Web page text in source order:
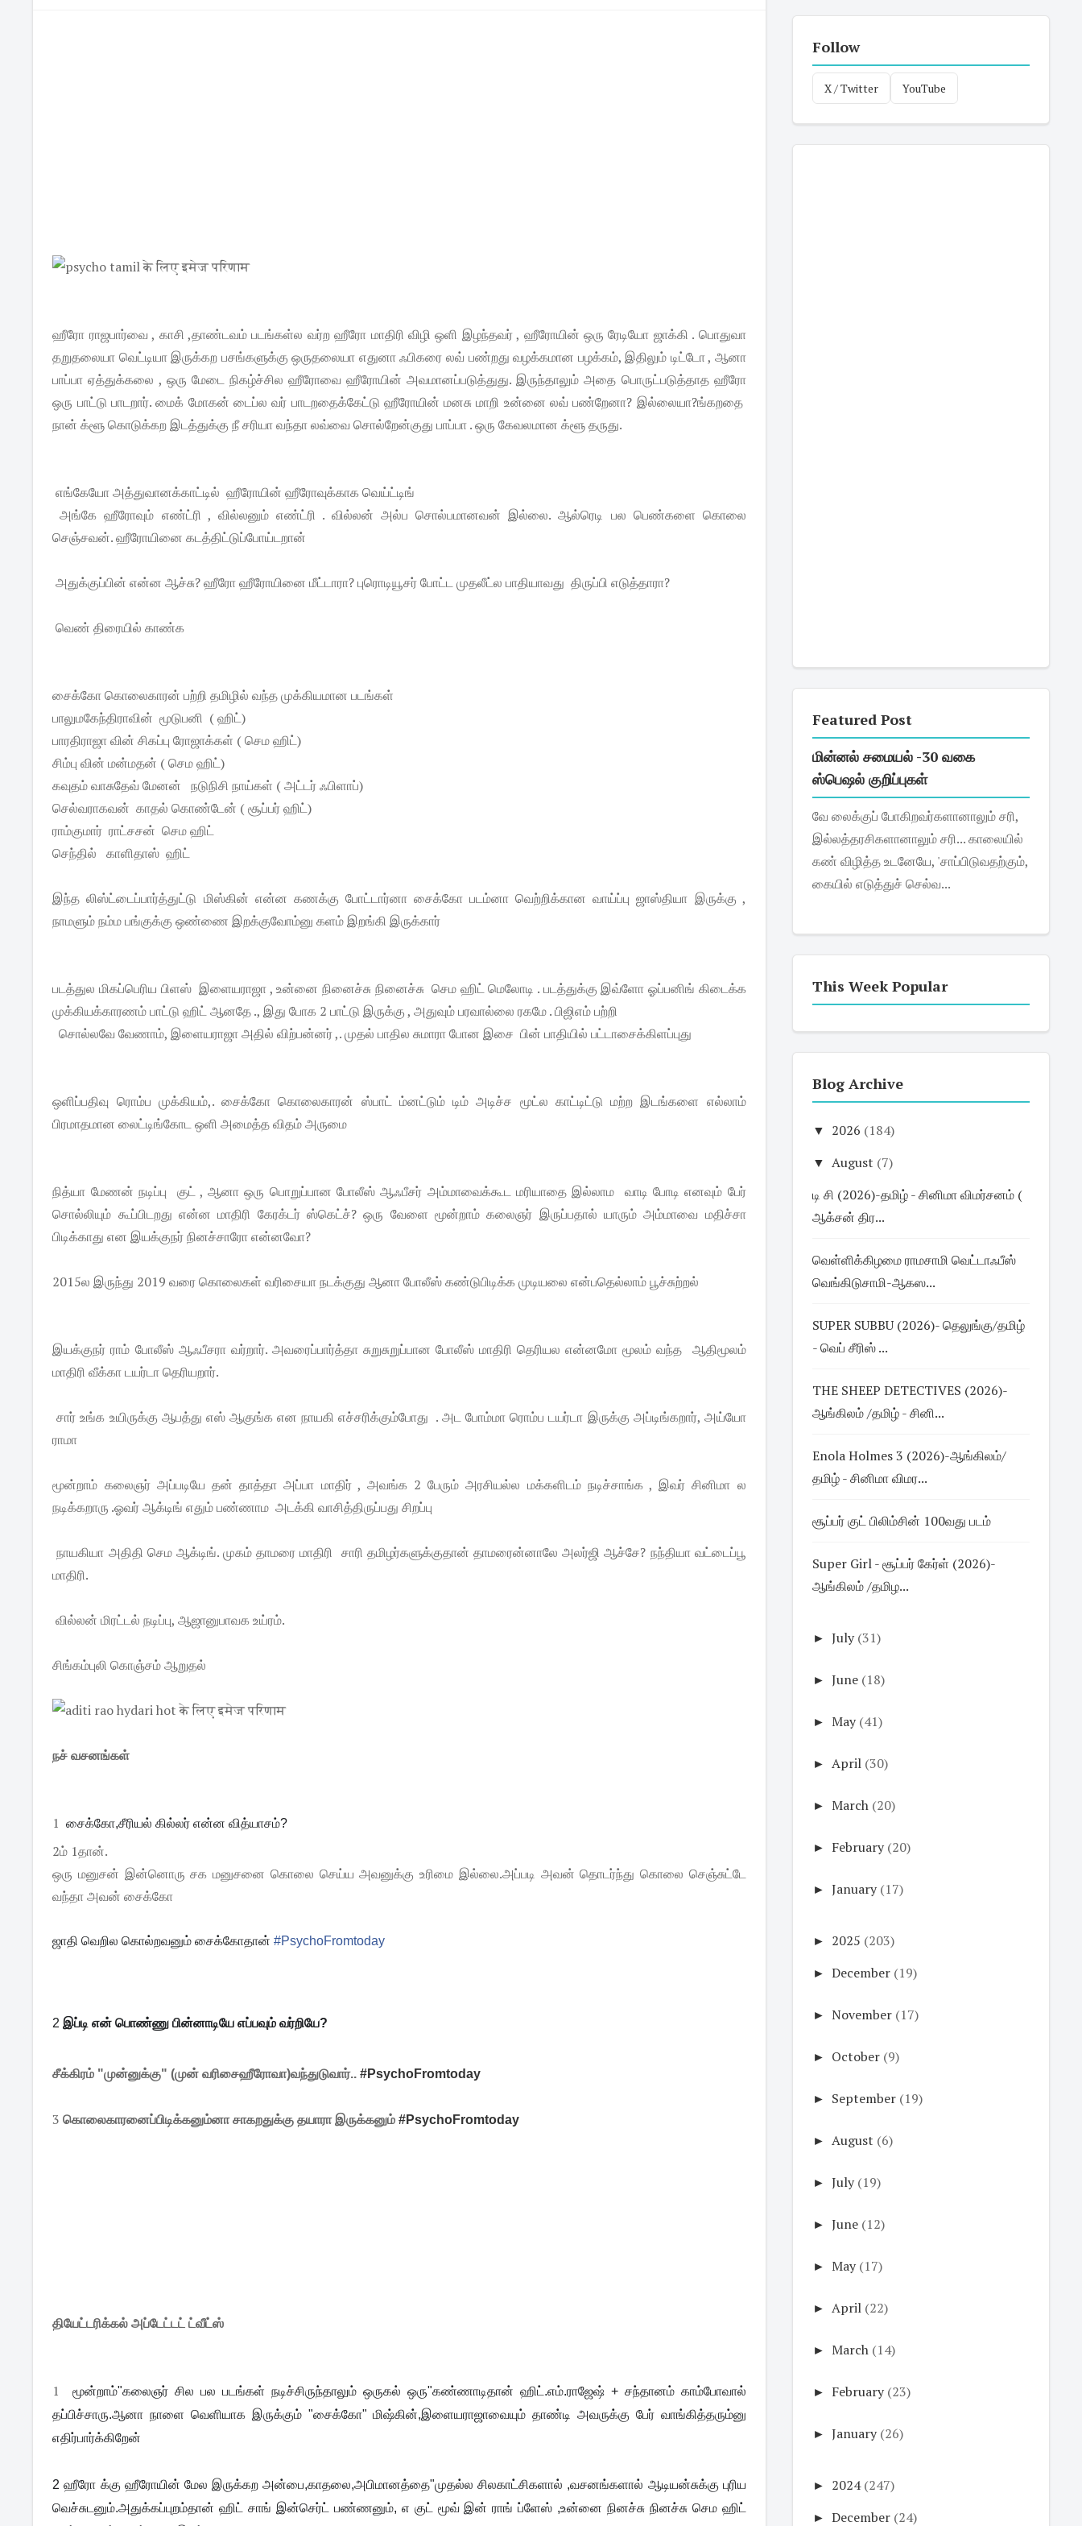
ஹீரோ ராஜபார்வை , காசி ,தாண்டவம் படங்கள்ல வர்ற ஹீரோ மாதிரி விழி ஒளி இழந்தவர் , ஹீரோயின் ஒரு ரேடியோ ஜாக்கி . பொதுவா
தறுதலையா வெட்டியா இருக்கற பசங்களுக்கு ஒருதலையா எதுனா ஃபிகரை லவ் பண்றது வழக்கமான பழக்கம், இதிலும் டிட்டோ , ஆனா
பாப்பா ஏத்துக்கலை , ஒரு மேடை நிகழ்ச்சில ஹீரோவை ஹீரோயின் அவமானப்படுத்துது. இருந்தாலும் அதை பொருட்படுத்தாத ஹீரோ
ஒரு பாட்டு பாடறார். மைக் மோகன் டைப்ல வர் பாடறதைக்கேட்டு ஹீரோயின் மனசு மாறி உன்னை லவ் பண்றேனா? இல்லையா?ங்கறதை
நான் க்ளூ கொடுக்கற இடத்துக்கு நீ சரியா வந்தா லவ்வை சொல்றேன்குது பாப்பா . ஒரு கேவலமான க்ளூ தருது.
எங்கேயோ அத்துவானக்காட்டில் ஹீரோயின் ஹீரோவுக்காக வெய்ட்டிங்
அங்கே ஹீரோவும் எண்ட்ரி , வில்லனும் எண்ட்ரி . வில்லன் அல்ப சொல்பமானவன் இல்லை. ஆல்ரெடி பல பெண்களை கொலை
செஞ்சவன். ஹீரோயினை கடத்திட்டுப்போய்டறான்
அதுக்குப்பின் என்ன ஆச்சு? ஹீரோ ஹீரோயினை மீட்டாரா? புரொடியூசர் போட்ட முதலீட்ல பாதியாவது திருப்பி எடுத்தாரா?
வெண் திரையில் காண்க
சைக்கோ கொலைகாரன் பற்றி தமிழில் வந்த முக்கியமான படங்கள்
பாலுமகேந்திராவின் மூடுபனி ( ஹிட்)
பாரதிராஜா வின் சிகப்பு ரோஜாக்கள் ( செம ஹிட்)
சிம்பு வின் மன்மதன் ( செம ஹிட்)
கவுதம் வாசுதேவ் மேனன் நடுநிசி நாய்கள் ( அட்டர் ஃபிளாப்)
செல்வராகவன் காதல் கொண்டேன் ( சூப்பர் ஹிட்)
ராம்குமார் ராட்சசன் செம ஹிட்
செந்தில் காளிதாஸ் ஹிட்
இந்த லிஸ்ட்டைப்பார்த்துட்டு மிஸ்கின் என்ன கணக்கு போட்டார்னா சைக்கோ படம்னா வெற்றிக்கான வாய்ப்பு ஜாஸ்தியா இருக்கு ,
நாமளும் நம்ம பங்குக்கு ஒண்ணை இறக்குவோம்னு களம் இறங்கி இருக்கார்
படத்துல மிகப்பெரிய பிளஸ் இளையராஜா , உன்னை நினைச்சு நினைச்சு செம ஹிட் மெலோடி . படத்துக்கு இவ்ளோ ஓப்பனிங் கிடைக்க
முக்கியக்காரணம் பாட்டு ஹிட் ஆனதே ., இது போக 2 பாட்டு இருக்கு , அதுவும் பரவால்லை ரகமே . பிஜிஎம் பற்றி
சொல்லவே வேணாம், இளையராஜா அதில் விற்பன்னர் ,. முதல் பாதில சுமாரா போன இசை பின் பாதியில் பட்டாசைக்கிளப்புது
ஒளிப்பதிவு ரொம்ப முக்கியம்,. சைக்கோ கொலைகாரன் ஸ்பாட் ம்னட்டும் டிம் அடிச்ச மூட்ல காட்டிட்டு மற்ற இடங்களை எல்லாம்
பிரமாதமான லைட்டிங்கோட ஒளி அமைத்த விதம் அருமை
நித்யா மேணன் நடிப்பு குட் , ஆனா ஒரு பொறுப்பான போலீஸ் ஆஃபீசர் அம்மாவைக்கூட மரியாதை இல்லாம வாடி போடி எனவும் பேர்
சொல்லியும் கூப்பிடறது என்ன மாதிரி கேரக்டர் ஸ்கெட்ச்? ஒரு வேளை மூன்றாம் கலைஞர் இருப்பதால் யாரும் அம்மாவை மதிச்சா
பிடிக்காது என இயக்குநர் நினச்சாரோ என்னவோ?
2015ல இருந்து 2019 வரை கொலைகள் வரிசையா நடக்குது ஆனா போலீஸ் கண்டுபிடிக்க முடியலை என்பதெல்லாம் பூச்சுற்றல்
இயக்குநர் ராம் போலீஸ் ஆஃபீசரா வர்றார். அவரைப்பார்த்தா சுறுசுறுப்பான போலீஸ் மாதிரி தெரியல என்னமோ மூலம் வந்த ஆதிமூலம்
மாதிரி வீக்கா டயர்டா தெரியறார்.
சார் உங்க உயிருக்கு ஆபத்து எஸ் ஆகுங்க என நாயகி எச்சரிக்கும்போது . அட போம்மா ரொம்ப டயர்டா இருக்கு அப்டிங்கறார், அய்யோ
ராமா
மூன்றாம் கலைஞர் அப்படியே தன் தாத்தா அப்பா மாதிர் , அவங்க 2 பேரும் அரசியல்ல மக்களிடம் நடிச்சாங்க , இவர் சினிமா ல
நடிக்கறாரு .ஓவர் ஆக்டிங் எதும் பண்ணாம அடக்கி வாசித்திருப்பது சிறப்பு
நாயகியா அதிதி செம ஆக்டிங். முகம் தாமரை மாதிரி சாரி தமிழர்களுக்குதான் தாமரைன்னாலே அலர்ஜி ஆச்சே? நந்தியா வட்டைப்பூ
மாதிரி.
வில்லன் மிரட்டல் நடிப்பு, ஆஜானுபாவக உய்ரம்.
சிங்கம்புலி கொஞ்சம் ஆறுதல்
நச் வசனங்கள்
1சைக்கோ,சீரியல் கில்லர் என்ன வித்யாசம்?
2ம் 1தான்.
ஒரு மனுசன் இன்னொரு சக மனுசனை கொலை செய்ய அவனுக்கு உரிமை இல்லை.அப்படி அவன் தொடர்ந்து கொலை செஞ்சுட்டே
வந்தா அவன் சைக்கோ
ஜாதி வெறில கொல்றவனும் சைக்கோதான்#PsychoFromtoday
2இப்டி என் பொண்ணு பின்னாடியே எப்பவும் வர்றியே?
சீக்கிரம் "முன்னுக்கு" (முன் வரிசைஹீரோவா)வந்துடுவார்..#PsychoFromtoday
3கொலைகாரனைப்பிடிக்கனும்னா சாகறதுக்கு தயாரா இருக்கனும்#PsychoFromtoday
தியேட்டரிக்கல் அப்டேட்டட் ட்வீட்ஸ்
1மூன்றாம்"கலைஞர் சில பல படங்கள் நடிச்சிருந்தாலும் ஒருகல் ஒரு"கண்ணாடிதான் ஹிட்.எம்.ராஜேஷ் + சந்தானம் காம்போவால்
தப்பிச்சாரு.ஆனா நாளை வெளியாக இருக்கும் "சைக்கோ" மிஷ்கின்,இளையராஜாவையும் தாண்டி அவருக்கு பேர் வாங்கித்தரும்னு
எதிர்பார்க்கிறேன்
2ஹீரோ க்கு ஹீரோயின் மேல இருக்கற அன்பை,காதலை,அபிமானத்தை"முதல்ல சிலகாட்சிகளால் ,வசனங்களால் ஆடியன்சுக்கு புரிய
வெச்சுடனும்.அதுக்கப்புறம்தான் ஹிட் சாங் இன்செர்ட் பண்ணனும், எ குட் மூவ் இன் ராங் ப்ளேஸ் ,உன்னை நினச்சு நினச்சு செம ஹிட்
Follow
X / Twitter YouTube
Featured Post
மின்னல் சமையல் -30 வகை
ஸ்பெஷல் குறிப்புகள்
வே லைக்குப் போகிறவர்களானாலும் சரி,
இல்லத்தரசிகளானாலும் சரி... காலையில்
கண் விழித்த உடனேயே, 'சாப்பிடுவதற்கும்,
கையில் எடுத்துச் செல்வ...
This Week Popular
Blog Archive
▼ 2026 (184)
▼ August (7)
டி சி (2026)-தமிழ் - சினிமா விமர்சனம் (
ஆக்சன் திர...
வெள்ளிக்கிழமை ராமசாமி வெட்டாஃபீஸ்
வெங்கிடுசாமி-ஆகஸ...
SUPER SUBBU (2026)- தெலுங்கு/தமிழ்
- வெப் சீரிஸ் ...
THE SHEEP DETECTIVES (2026)-
ஆங்கிலம் /தமிழ் - சினி...
Enola Holmes 3 (2026)-ஆங்கிலம்/
தமிழ் - சினிமா விமர...
சூப்பர் குட் பிலிம்சின் 100வது படம்
Super Girl - சூப்பர் கேர்ள் (2026)-
ஆங்கிலம் /தமிழ...
► July (31)
► June (18)
► May (41)
► April (30)
► March (20)
► February (20)
► January (17)
► 2025 (203)
► December (19)
► November (17)
► October (9)
► September (19)
► August (6)
► July (19)
► June (12)
► May (17)
► April (22)
► March (14)
► February (23)
► January (26)
► 2024 (247)
► December (24)